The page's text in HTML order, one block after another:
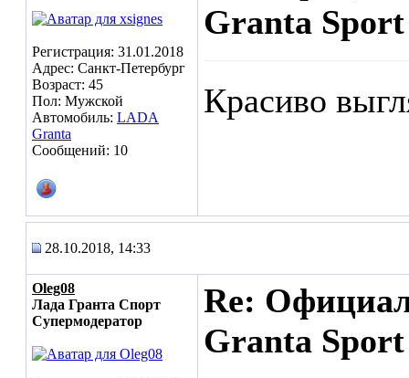
Регистрация: 31.01.2018
Адрес: Санкт-Петербург
Возраст: 45
Пол: Мужской
Автомобиль: LADA
Granta
Сообщений: 10
Granta Sport
Красиво
28.10.2018, 14:33
Oleg08
Лада Гранта Спорт
Супермодератор
Re:
Granta Sport